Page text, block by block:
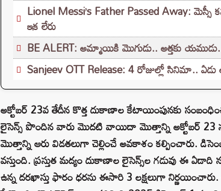
Lionel Messi’s Father Passed Away: మెస్సీ
ఇక లేరు
BE ALERT: అమ్మాయికి మొగుడు.. అత్తకు
Sanjeev OTT Release: 4 రోజుల్లో సినిమా.. ఏడు
అక్టోబర్ 23వ తేదీన కొత్త దుకాణాల కేటాయింపునకు
లైసెన్స్ పొందిన వారు మొదటి వాయిదా మొత్తాన్ని అక్టోబర్ 23
మొత్తాన్ని ఆరు విడతలుగా చెల్లించే అవకాశం కల్పించారు.
వస్తుంది. ప్రస్తుత మద్యం దుకాణాల లైసెన్స్‌ల గడువు ఈ
ఉన్న దరఖాస్తు ఫారం ధరను ఈసారి 3 లక్షలుగా